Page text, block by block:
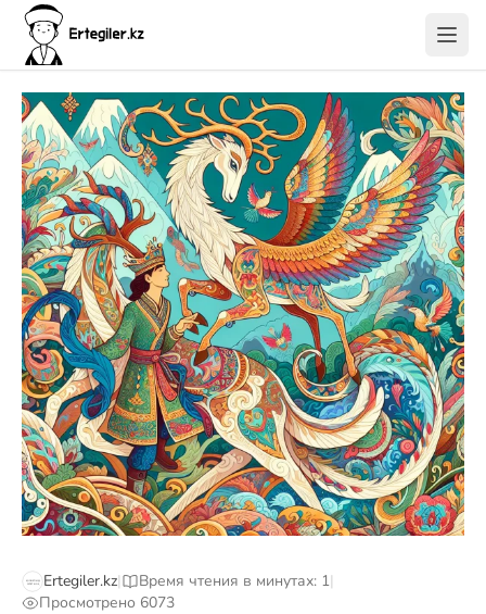
Ertegiler.kz| Время чтения в минутах: 1|
Просмотрено 6073